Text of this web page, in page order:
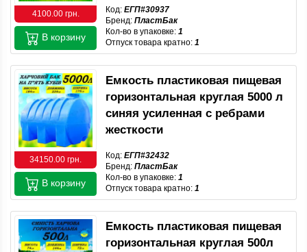
4100.00 грн. Код: ЕГП#30937
Бренд: ПластБак
Кол-во в упаковке: 1
Отпуск товара кратно: 1
В корзину
34150.00 грн.
Емкость пластиковая пищевая
горизонтальная круглая 5000 л
синяя усиленная с ребрами
жесткости
Код: ЕГП#32432
Бренд: ПластБак
Кол-во в упаковке: 1
Отпуск товара кратно: 1
В корзину
Емкость пластиковая пищевая
горизонтальная круглая 500л